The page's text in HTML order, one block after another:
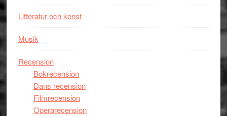
Litteratur och konst
Musik
Recension
Bokrecension
Dans recension
Filmrecension
Operarecension